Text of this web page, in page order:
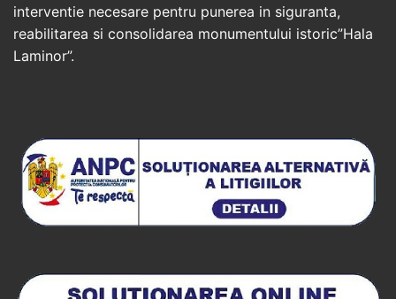
interventie necesare pentru punerea in siguranta,
reabilitarea si consolidarea monumentului istoric”Hala
Laminor”.